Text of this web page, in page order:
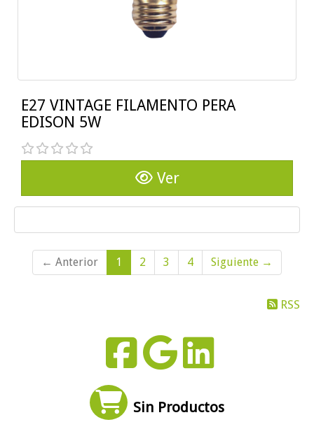
E27 VINTAGE FILAMENTO PERA
EDISON 5W
Ver
← Anterior 1 2 3 4 Siguiente →
RSS
Sin Productos